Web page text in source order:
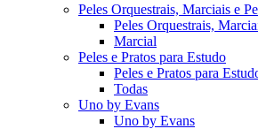
Peles Orquestrais, Marciais e
Peles Orquestrais,
Marcial
Peles e Pratos para Estudo
Peles e Pratos para
Todas
Uno by Evans
Uno by Evans